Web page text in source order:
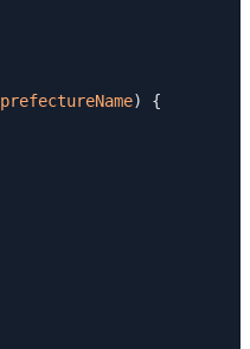
prefectureName) {